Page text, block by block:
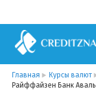
Главная Курсы валют
Райффайзен Банк Аваль